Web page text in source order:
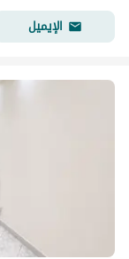
الإيميل